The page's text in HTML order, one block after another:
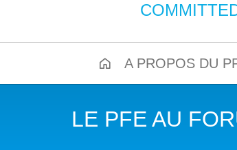
A PROPOS DU
LE PFE AU